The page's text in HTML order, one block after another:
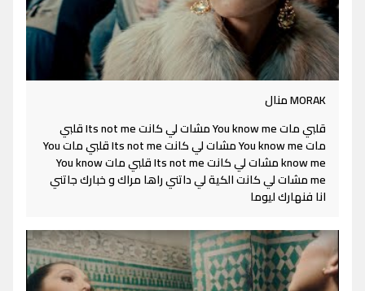
MORAK منال
قلبي مات You know me مشات لي كانت Its not me قلبي
مات You know me مشات لي كانت Its not me قلبي مات You
know me مشات لي كانت Its not me قلبي مات You know
me مشات لي كانت الكية لي داتني راها مراك و خبارك جاتني
انا فنهارك ليوما